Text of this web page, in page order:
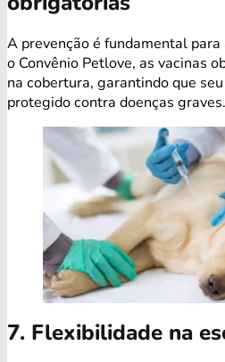
A prevenção é fundamental para
o Convênio Petlove, as vacinas
na cobertura, garantindo que
protegido contra doenças graves.
7. Flexibilidade na